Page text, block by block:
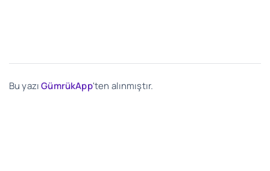
Bu yazıGümrükApp'ten alınmıştır.